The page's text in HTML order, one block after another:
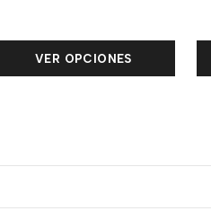
VER OPCIONES